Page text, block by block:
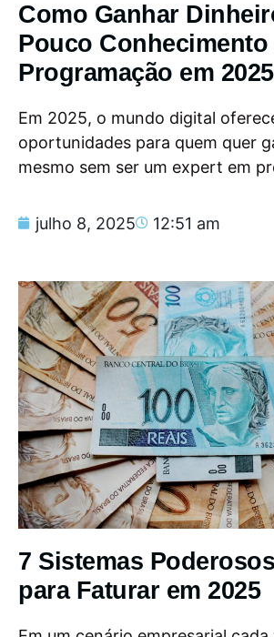
Como Ganhar
Pouco Conhecimento
Programação em 2025
Em 2025, o mundo digital
oportunidades para quem quer
mesmo sem ser um expert em
julho 8, 2025 12:51 am
7 Sistemas
para Faturar em 2025